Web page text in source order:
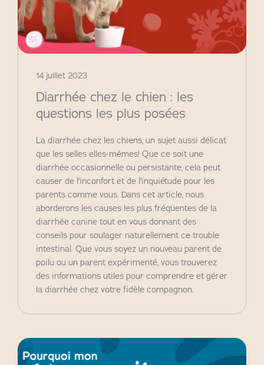
14 juillet 2023
Diarrhée chez le chien : les
questions les plus posées
La diarrhée chez les chiens, un sujet aussi délicat
que les selles elles-mêmes! Que ce soit une
diarrhée occasionnelle ou persistante, cela peut
causer de l'inconfort et de l'inquiétude pour les
parents comme vous. Dans cet article, nous
aborderons les causes les plus fréquentes de la
diarrhée canine tout en vous donnant des
conseils pour soulager naturellement ce trouble
intestinal. Que vous soyez un nouveau parent de
poilu ou un parent expérimenté, vous trouverez
des informations utiles pour comprendre et gérer
la diarrhée chez votre fidèle compagnon.